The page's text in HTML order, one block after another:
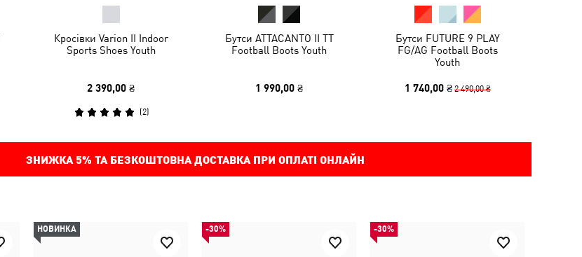
Кросівки Varion II Indoor
Sports Shoes Youth
2 390,00 ₴
(2)
Бутси ATTACANTO II TT
Football Boots Youth
1 990,00 ₴
Бутси FUTURE 9 PLAY
FG/AG Football Boots
Youth
1 740,00 ₴ 2 490,00 ₴
ЗНИЖКА 5% ТА БЕЗКОШТОВНА ДОСТАВКА ПРИ ОПЛАТІ ОНЛАЙН
НОВИНКА -30% -30%